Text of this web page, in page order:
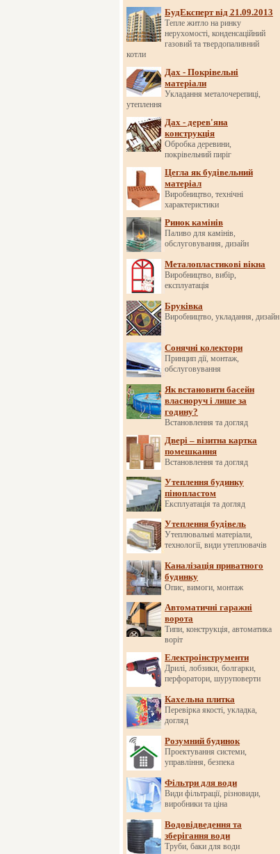
БудЕксперт від 21.09.2013
Тепле житло на ринку
нерухомості, конденсаційний
газовий та твердопаливний
котли
Дах - Покрівельні
матеріали
Укладання металочерепиці,
утеплення
Дах - дерев'яна
конструкція
Обробка деревини,
покрівельний пиріг
Цегла як будівельний
матеріал
Виробництво, технічні
характеристики
Ринок камінів
Паливо для камінів,
обслуговування, дизайн
Металопластикові вікна
Виробництво, вибір,
експлуатація
Бруківка
Виробництво, укладання, дизайн
Сонячні колектори
Принцип дії, монтаж,
обслуговування
Як встановити басейн
власноруч і лише за
годину?
Встановлення та догляд
Двері – візитна картка
помешкання
Встановлення та догляд
Утеплення будинку
пінопластом
Експлуатація та догляд
Утеплення будівель
Утеплювальні матеріали,
технології, види утеплювачів
Каналізація приватного
будинку
Опис, вимоги, монтаж
Автоматичні гаражні
ворота
Типи, конструкція, автоматика
воріт
Електроінструменти
Дрилі, лобзики, болгарки,
перфоратори, шуруповерти
Кахельна плитка
Перевірка якості, укладка,
догляд
Розумний будинок
Проектування системи,
управління, безпека
Фільтри для води
Види фільтрації, різновиди,
виробники та ціна
Водовідведення та
зберігання води
Труби, баки для води